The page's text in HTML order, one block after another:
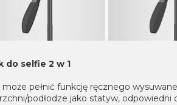
do selfie 2 w 1
może pełnić funkcję ręcznego
podłodze jako statyw, odpowiedni